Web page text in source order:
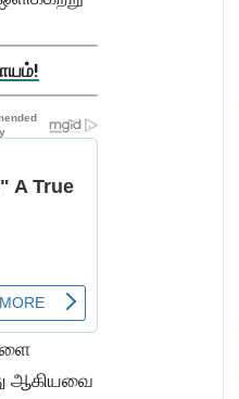
ஆகியவை